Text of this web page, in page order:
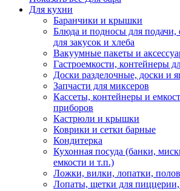
Для кухни
Баранчики и крышки
Блюда и подносы для подачи,
для закусок и хлеба
Вакуумные пакеты и
Гастроемкости, контейнеры
Доски разделочные, доски и
Запчасти для миксеров
Кассеты, контейнеры и
приборов
Кастрюли и крышки
Коврики и сетки барные
Кондитерка
Кухонная посуда (банки,
емкости и т.п.)
Ложки, вилки, лопатки,
Лопаты, щетки для пиццерии,